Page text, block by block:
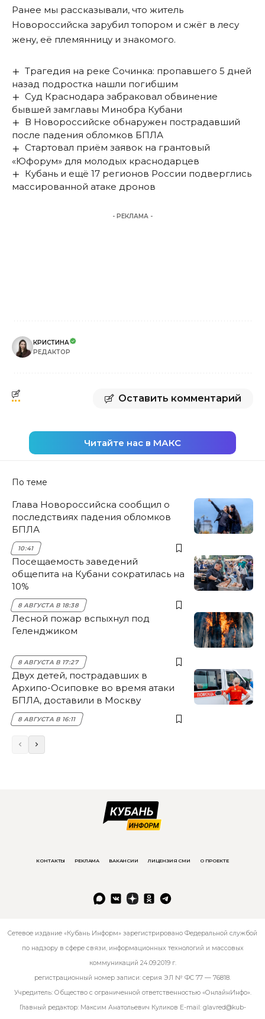
Ранее мы рассказывали, что житель
Новороссийска зарубил топором и сжёг в лесу
жену, её племянницу и знакомого.
Трагедия на реке Сочинка: пропавшего 5 дней
назад подростка нашли погибшим
Суд Краснодара забраковал обвинение
бывшей замглавы Минобра Кубани
В Новороссийске обнаружен пострадавший
после падения обломков БПЛА
Стартовал приём заявок на грантовый
«Юфорум» для молодых краснодарцев
Кубань и ещё 17 регионов России подверглись
массированной атаке дронов
- РЕКЛАМА -
КРИСТИНА
РЕДАКТОР
Оставить комментарий
Читайте нас в МАКС
По теме
Глава Новороссийска сообщил о
последствиях падения обломков
БПЛА
10:41
Посещаемость заведений
общепита на Кубани сократилась на
10%
8 АВГУСТА В 18:38
Лесной пожар вспыхнул под
Геленджиком
8 АВГУСТА В 17:27
Двух детей, пострадавших в
Архипо-Осиповке во время атаки
БПЛА, доставили в Москву
8 АВГУСТА В 16:11
КОНТАКТЫ РЕКЛАМА ВАКАНСИИ ЛИЦЕНЗИЯ СМИ О ПРОЕКТЕ
Сетевое издание «Кубань Информ» зарегистрировано Федеральной службой
по надзору в сфере связи, информационных технологий и массовых
коммуникаций 24.09.2019 г.
регистрационный номер записи: серия ЭЛ № ФС 77 — 76818.
Учредитель: Общество с ограниченной ответственностью «ОнлайнИнфо».
Главный редактор: Максим Анатольевич Куликов E-mail: glavred@kub-